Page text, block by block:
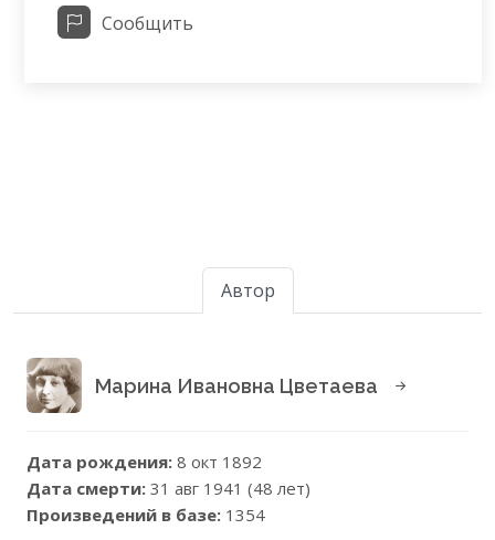
Сообщить
Автор
Марина Ивановна Цветаева
Дата рождения: 8 окт 1892
Дата смерти: 31 авг 1941 (48 лет)
Произведений в базе: 1354